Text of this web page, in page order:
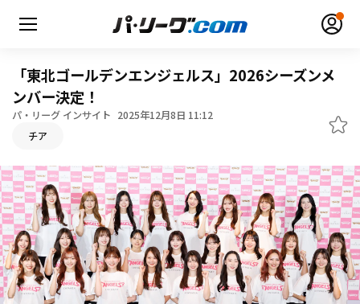
無料アカウント登録
HOME
動画
日程・結果
「東北ゴールデンエンジェルス」2026シーズンメ
ンバー決定！
パ・リーグ インサイト 2025年12月8日 11:12
チア